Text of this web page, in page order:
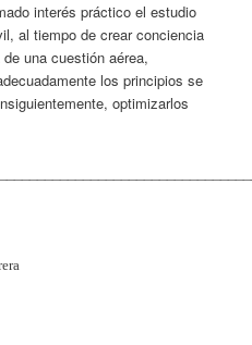
interés práctico el estudio
al tiempo de crear conciencia
una cuestión aérea,
los principios se
optimizarlos